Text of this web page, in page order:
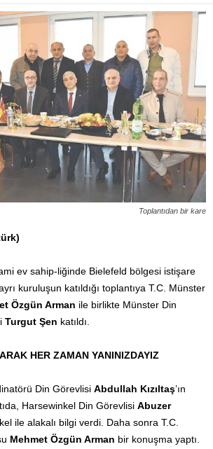
Toplantıdan bir kare
ev sahip-liğinde Bielefeld bölgesi istişare
kuruluşun katıldığı toplantıya T.C. Münster
Özgün Arman ile birlikte Münster Din
Turgut Şen katıldı.
HER ZAMAN YANINIZDAYIZ
Din Görevlisi Abdullah Kızıltaş’ın
Harsewinkel Din Görevlisi Abuzer
ile alakalı bilgi verdi. Daha sonra T.C.
Mehmet Özgün Arman bir konuşma yaptı.